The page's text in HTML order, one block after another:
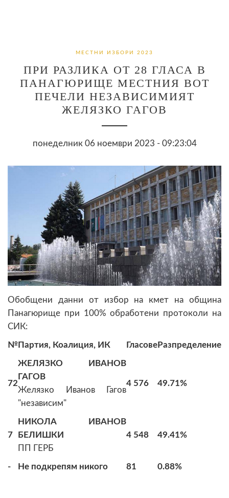
МЕСТНИ ИЗБОРИ 2023
ПРИ РАЗЛИКА ОТ 28 ГЛАСА В
ПАНАГЮРИЩЕ МЕСТНИЯ ВОТ
ПЕЧЕЛИ НЕЗАВИСИМИЯТ
ЖЕЛЯЗКО ГАГОВ
понеделник 06 ноември 2023 - 09:23:04
Обобщени данни от избор на кмет на община
Панагюрище при 100% обработени протоколи на
СИК:
№Партия, Коалиция, ИК ГласовеРазпределение
72
ЖЕЛЯЗКО ИВАНОВ
ГАГОВ
Желязко Иванов Гагов
"независим"
4 576 49.71%
7
НИКОЛА ИВАНОВ
БЕЛИШКИ
ПП ГЕРБ
4 548 49.41%
- Не подкрепям никого 81 0.88%